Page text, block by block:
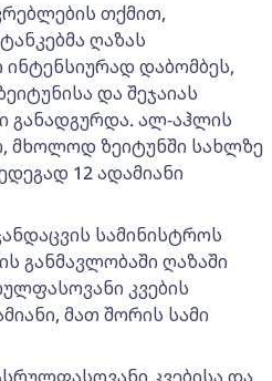
თქმით,
ღაზას
დაბომბეს,
და შეჯაიას
განადგურდა. ალ-აჰლის
მხოლოდ ზეიტუნში სახლზე
12 ადამიანი
სამინისტროს
განმავლობაში ღაზაში
კვების
მათ შორის სამი